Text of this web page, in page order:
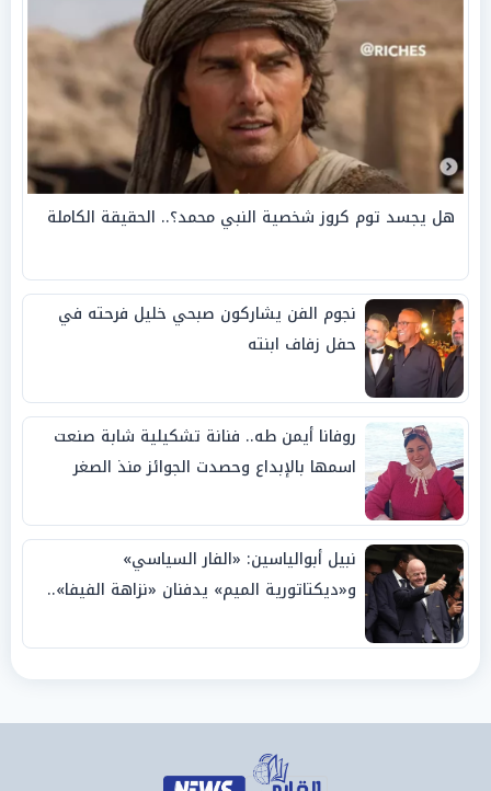
هل يجسد توم كروز شخصية النبي محمد؟.. الحقيقة الكاملة
نجوم الفن يشاركون صبحي خليل فرحته في
حفل زفاف ابنته
روفانا أيمن طه.. فنانة تشكيلية شابة صنعت
اسمها بالإبداع وحصدت الجوائز منذ الصغر
نبيل أبوالياسين: «الفار السياسي»
و«ديكتاتورية الميم» يدفنان «نزاهة الفيفا»..